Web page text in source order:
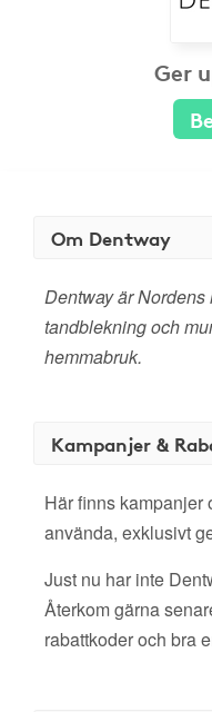
Ger
Om Dentway
Dentway är
tandblekning och
hemmabruk.
Kampanjer &
Här finns kampanjer
använda, exklusivt
Just nu har inte
Återkom gärna
rabattkoder och bra